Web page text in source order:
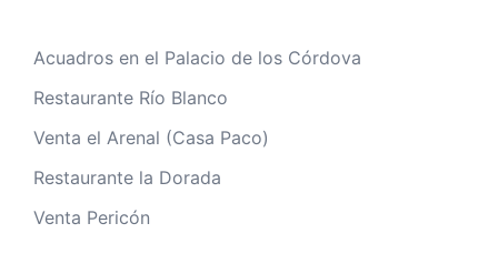
Acuadros en el Palacio de los Córdova
Restaurante Río Blanco
Venta el Arenal (Casa Paco)
Restaurante la Dorada
Venta Pericón